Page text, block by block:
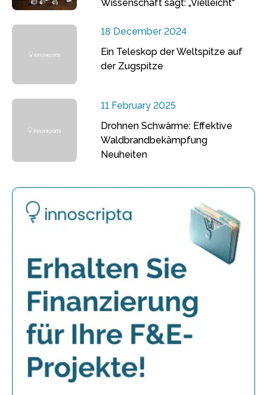
Wissenschaft sagt: „Vielleicht“
18 December 2024
Ein Teleskop der Weltspitze auf
der Zugspitze
11 February 2025
Drohnen Schwärme: Effektive
Waldbrandbekämpfung
Neuheiten